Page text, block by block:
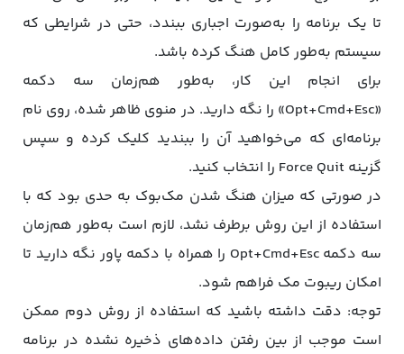
تا یک برنامه را به‌صورت اجباری ببندد، حتی در شرایطی که
سیستم به‌طور کامل هنگ کرده باشد.
برای انجام این کار، به‌طور هم‌زمان‌ سه دکمه
«Opt+Cmd+Esc» را نگه دارید. در منوی ظاهر شده، روی نام
برنامه‌ای که می‌خواهید آن را ببندید کلیک کرده و سپس
گزینه Force Quit را انتخاب کنید.
در صورتی که میزان هنگ شدن مک‌بوک به حدی بود که با
استفاده از این روش برطرف نشد، لازم است به‌طور هم‌زمان‌
سه دکمه Opt+Cmd+Esc را همراه با دکمه پاور نگه دارید تا
امکان ریبوت مک فراهم شود.
توجه: دقت داشته باشید که استفاده از روش دوم ممکن
است موجب از بین رفتن داده‌های ذخیره نشده در برنامه